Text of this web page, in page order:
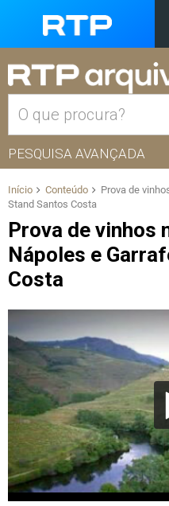
PESQUISA AVANÇADA
Início Conteúdo
Prova de
Stand Santos Costa
Prova de vinhos
Nápoles e
Costa